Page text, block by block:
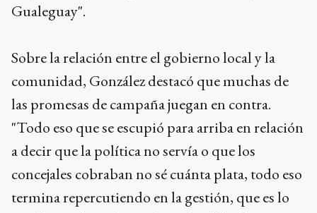
Gualeguay".
Sobre la relación entre el gobierno local y la
comunidad, González destacó que muchas de
las promesas de campaña juegan en contra.
"Todo eso que se escupió para arriba en relación
a decir que la política no servía o que los
concejales cobraban no sé cuánta plata, todo eso
termina repercutiendo en la gestión, que es lo